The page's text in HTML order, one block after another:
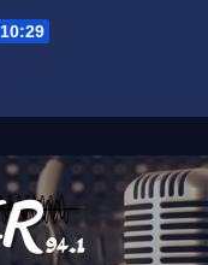
10:29